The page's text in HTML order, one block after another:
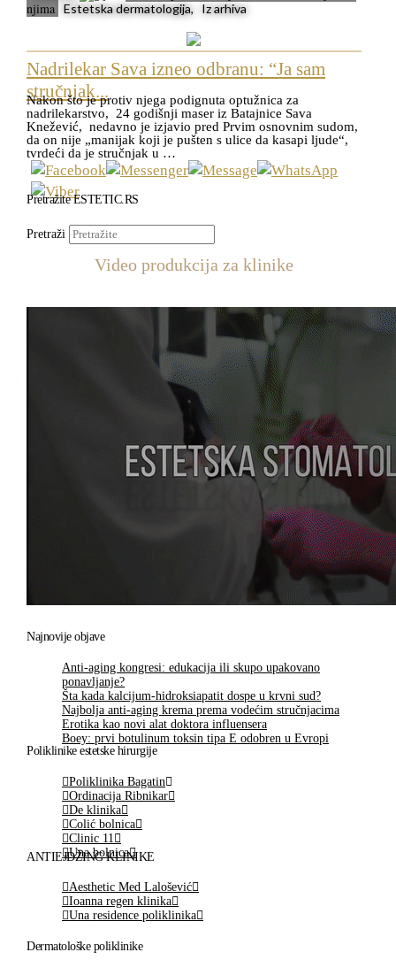
njima Estetska dermatologija, Iz arhiva
Nadrilekar Sava izneo odbranu: “Ja sam
stručnjak...
Nakon što je protiv njega podignuta optužnica za
nadrilekarstvo, 24 godišnji maser iz Batajnice Sava
Knežević, nedavno je izjavio pred Prvim osnovnim sudom,
da on nije „manijak koji je pušten s ulice da kasapi ljude“,
tvrdeći da je stručnjak u …
Pretražite ESTETIC.RS
Pretraži
Video produkcija za klinike
Najnovije objave
Anti-aging kongresi: edukacija ili skupo upakovano
ponavljanje?
Šta kada kalcijum-hidroksiapatit dospe u krvni sud?
Najbolja anti-aging krema prema vodećim stručnjacima
Erotika kao novi alat doktora influensera
Boey: prvi botulinum toksin tipa E odobren u Evropi
Poliklinike estetske hirurgije
Poliklinika Bagatin
Ordinacija Ribnikar
De klinika
Colić bolnica
Clinic 11
Una bolnica
ANTIEJDŽING KLINIKE
Aesthetic Med Lalošević
Ioanna regen klinika
Una residence poliklinika
Dermatološke poliklinike